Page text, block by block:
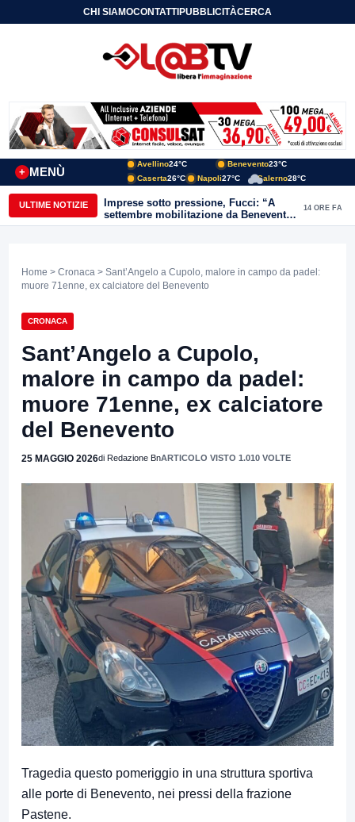
CHI SIAMOCONTATTIPUBBLICITÀCERCA
MENÙ
+
Avellino24°C Benevento23°C
Caserta26°C Napoli27°C Salerno28°C
ULTIME NOTIZIE
Imprese sotto pressione, Fucci: “A
settembre mobilitazione da Benevento
e Avellino”
14 ORE FA
Home > Cronaca > Sant’Angelo a Cupolo, malore in campo da padel:
muore 71enne, ex calciatore del Benevento
CRONACA
Sant’Angelo a Cupolo,
malore in campo da padel:
muore 71enne, ex calciatore
del Benevento
25 MAGGIO 2026di Redazione BnARTICOLO VISTO 1.010 VOLTE
Tragedia questo pomeriggio in una struttura sportiva
alle porte di Benevento, nei pressi della frazione
Pastene.